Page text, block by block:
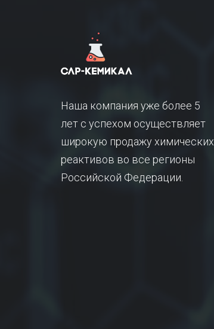
Наша компания уже более 5
лет с успехом осуществляет
широкую продажу химических
реактивов во все регионы
Российской Федерации.